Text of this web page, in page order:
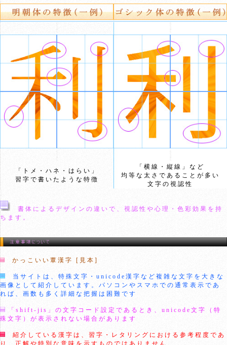
「トメ・ハネ・はらい」
習字で書いたような特徴
「横線・縦線」など
均等な太さであることが多い
文字の視認性
書体によるデザインの違いで、視認性や心理・色彩効果を持
ちます。
かっこいい蕈漢字 [見本]
当サイトは、特殊文字・unicode漢字など複雑な文字を大きな
画像として紹介しています。パソコンやスマホでの通常表示であ
れば、画数も多く詳細な把握は困難です
「shift-jis」の文字コード設定であるとき、unicode文字（特
殊文字）が表示されない場合があります
紹介している漢字は、習字・レタリングにおける参考程度であ
り、正解や特別な意味を示すものではありません